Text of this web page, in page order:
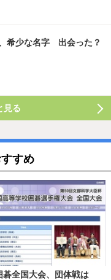
希少な名字 出会った？
見る
すめ
碁全国大会、団体戦は